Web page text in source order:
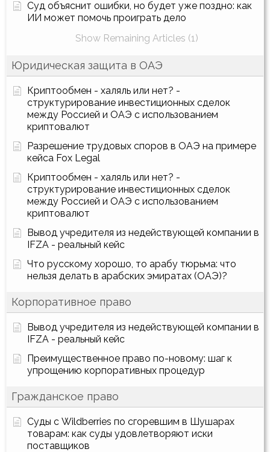
Суд объяснит ошибки, но будет уже поздно: как
ИИ может помочь проиграть дело
Show Remaining Articles (1)
Юридическая защита в ОАЭ
Криптообмен - халяль или нет? -
структурирование инвестиционных сделок
между Россией и ОАЭ с использованием
криптовалют
Разрешение трудовых споров в ОАЭ на примере
кейса Fox Legal
Криптообмен - халяль или нет? -
структурирование инвестиционных сделок
между Россией и ОАЭ с использованием
криптовалют
Вывод учредителя из недействующей компании в
IFZA - реальный кейс
Что русскому хорошо, то арабу тюрьма: что
нельзя делать в арабских эмиратах (ОАЭ)?
Корпоративное право
Вывод учредителя из недействующей компании в
IFZA - реальный кейс
Преимущественное право по-новому: шаг к
упрощению корпоративных процедур
Гражданское право
Суды с Wildberries по сгоревшим в Шушарах
товарам: как суды удовлетворяют иски
поставщиков